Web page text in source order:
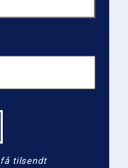
tilsendt